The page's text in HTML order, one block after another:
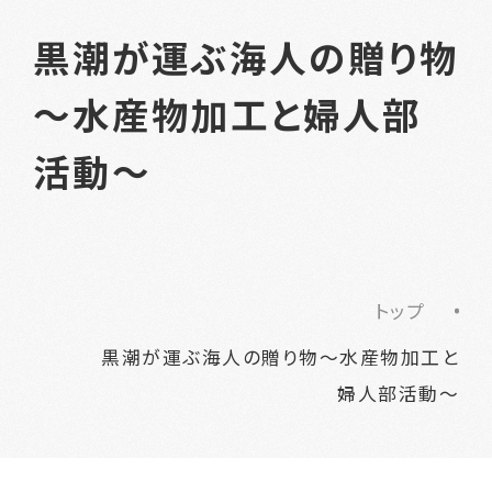
黒潮が運ぶ海人の贈り物
～水産物加工と婦人部
活動～
トップ
黒潮が運ぶ海人の贈り物～水産物加工と
婦人部活動～